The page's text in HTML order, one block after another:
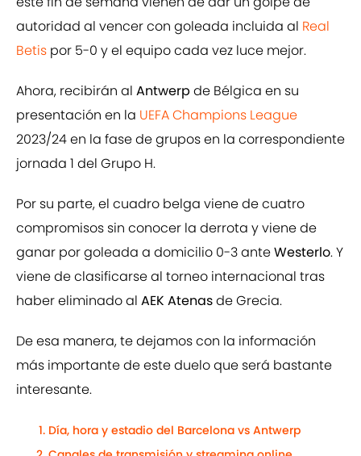
autoridad al vencer con goleada incluida al Real
Betis por 5-0 y el equipo cada vez luce mejor.
Ahora, recibirán al Antwerp de Bélgica en su
presentación en la UEFA Champions League
2023/24 en la fase de grupos en la correspondiente
jornada 1 del Grupo H.
Por su parte, el cuadro belga viene de cuatro
compromisos sin conocer la derrota y viene de
ganar por goleada a domicilio 0-3 anteWesterlo. Y
viene de clasificarse al torneo internacional tras
haber eliminado al AEK Atenasde Grecia.
De esa manera, te dejamos con la información
más importante de este duelo que será bastante
interesante.
Día, hora y estadio del Barcelona vs Antwerp